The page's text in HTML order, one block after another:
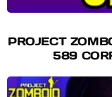
PROJECT
589